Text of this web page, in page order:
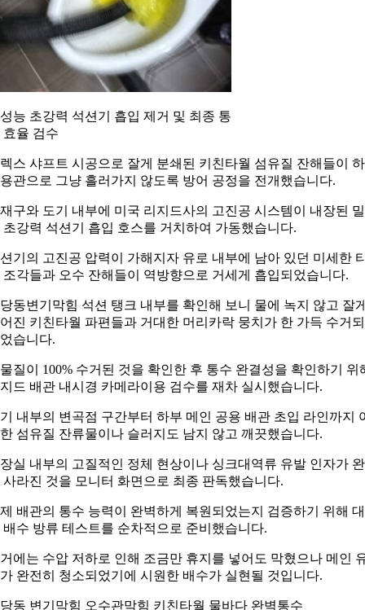
능 초강력 석션기 흡입 제거 및 최종 통
효율 검수
스 샤프트 시공으로 잘게 분쇄된 키친타월 섬유질 잔해들이
관으로 그냥 흘러가지 않도록 방어 공정을 전개했습니다.
구와 도기 내부에 미국 리지드사의 고진공 시스템이 내장된
초강력 석션기 흡입 호스를 거치하여 가동했습니다.
기의 고진공 압력이 가해지자 유로 내부에 남아 있던 미세한
조각들과 오수 잔해들이 역방향으로 거세게 흡입되었습니다.
동변기막힘 석션 탱크 내부를 확인해 보니 물에 녹지 않고 잘
진 키친타월 파편들과 거대한 머리카락 뭉치가 한 가득 수거
습니다.
질이 100% 수거된 것을 확인한 후 통수 완결성을 확인하기 위
드 배관 내시경 카메라이용 검수를 재차 실시했습니다.
내부의 변곡점 구간부터 하부 메인 공용 배관 초입 라인까지
섬유질 잔류물이나 슬러지도 남지 않고 깨끗했습니다.
실 내부의 고질적인 정체 현상이나 싱크대역류 유발 인자가
사라진 것을 모니터 화면으로 최종 판독했습니다.
배관의 통수 능력이 완벽하게 복원되었는지 검증하기 위해
배수 방류 테스트를 순차적으로 준비했습니다.
에는 수압 저하로 인해 조금만 휴지를 넣어도 막혔으나 메인
완전히 청소되었기에 시원한 배수가 실현될 것입니다.
동 변기막힘 오수관막힘 키친타월 물바다 완벽통수